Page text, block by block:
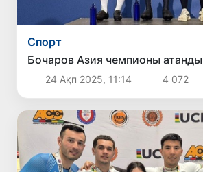
Спорт
Бочаров Азия чемпионы атанды
24 Ақп 2025, 11:14 4 072